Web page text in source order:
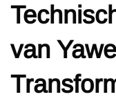
van